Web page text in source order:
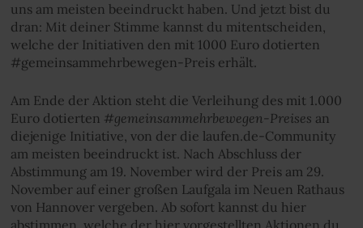
uns am meisten beeindruckt haben. Und jetzt bist du
dran: Mit deiner Stimme kannst du mitentscheiden,
welche der Initiativen den mit 1000 Euro dotierten
#gemeinsammehrbewegen-Preis erhält.
Am Ende der Aktion steht die Verleihung des mit 1.000
Euro dotierten #gemeinsammehrbewegen-Preises an
diejenige Initiative, von der die laufen.de-Community
am meisten beeindruckt ist. Nach Abschluss der
Abstimmung am 19. November wird der Preis am 29.
November auf einer großen Laufgala im Neuen Rathaus
von Hannover vergeben. Ab sofort kannst du hier
abstimmen, welche der hier vorgestellten Aktionen du